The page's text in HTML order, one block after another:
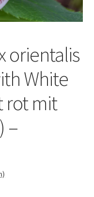
orientalis
White
rot mit
–